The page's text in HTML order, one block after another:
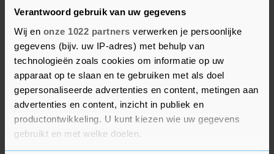
Verantwoord gebruik van uw gegevens
Wij en onze 1022 partners verwerken je persoonlijke
gegevens (bijv. uw IP-adres) met behulp van
technologieën zoals cookies om informatie op uw
apparaat op te slaan en te gebruiken met als doel
gepersonaliseerde advertenties en content, metingen aan
advertenties en content, inzicht in publiek en
productontwikkeling. U kunt kiezen wie uw gegevens
gebruikt en met welke doelen.